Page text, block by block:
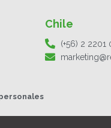
Chile
(+56) 2 2201